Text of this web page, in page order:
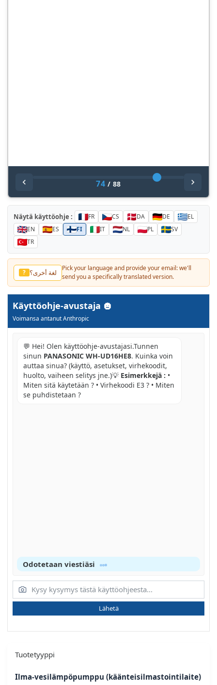
74 / 88
Näytä käyttöohje : FR CS DA DE
EL
EN
ES FI IT NL PL
SV
TR
? لغة أخرى؟
Pick your language and provide your email: we'll
send you a specifically translated version.
Käyttöohje-avustaja
Voimansa antanut Anthropic
💬 Hei! Olen käyttöohje-avustajasi.Tunnen
sinun PANASONIC WH-UD16HE8. Kuinka voin
auttaa sinua? (käyttö, asetukset, virhekoodit,
huolto, vaiheen selitys jne.)💡 Esimerkkejä : •
Miten sitä käytetään ? • Virhekoodi E3 ? • Miten
se puhdistetaan ?
Odotetaan viestiäsi
Lähetä
Tuotetyyppi
Ilma-vesilämpöpumppu (käänteisilmastointilaite)